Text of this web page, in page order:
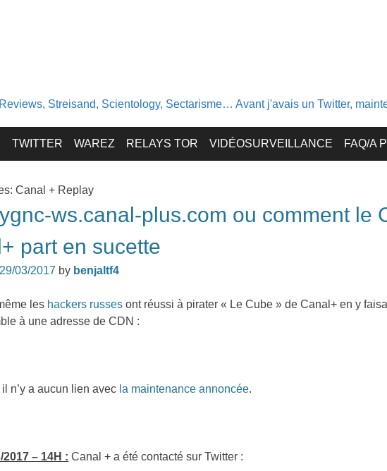
Streisand, Scientology, Sectarisme… Avant j'avais un Twitter,
TWITTER WAREZ RELAYS TOR VIDÉOSURVEILLANCE FAQ/A
Canal + Replay
ws.canal-plus.com ou comment le
part en sucette
29/03/2017 by benjaltf4
les hackers russesont réussi à pirater « Le Cube » de Canal+ en y
à une adresse de CDN :
n’y a aucun lien avec la maintenance annoncée.
2017 – 14H : Canal + a été contacté sur Twitter :